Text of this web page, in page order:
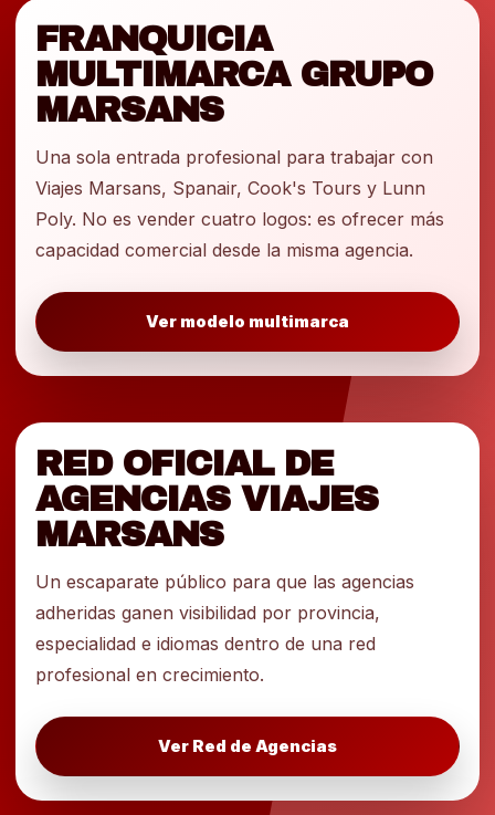
FRANQUICIA
MULTIMARCA GRUPO
MARSANS
Una sola entrada profesional para trabajar con
Viajes Marsans, Spanair, Cook's Tours y Lunn
Poly. No es vender cuatro logos: es ofrecer más
capacidad comercial desde la misma agencia.
Ver modelo multimarca
RED OFICIAL DE
AGENCIAS VIAJES
MARSANS
Un escaparate público para que las agencias
adheridas ganen visibilidad por provincia,
especialidad e idiomas dentro de una red
profesional en crecimiento.
Ver Red de Agencias